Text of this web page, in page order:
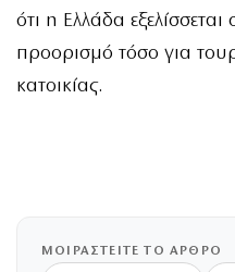
ότι η Ελλάδα
προορισμό τόσο για
κατοικίας.
ΜΟΙΡΑΣΤΕΙΤΕ ΤΟ ΑΡΘΡΟ